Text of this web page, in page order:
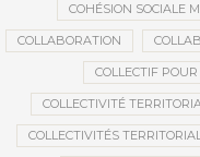
COHÉSION SOCIALE
COLLABORATION
COLLECTIF
COLLECTIVITÉ
COLLECTIVITÉS